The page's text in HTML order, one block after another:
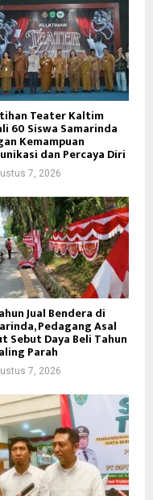
Teater Kaltim
60 Siswa Samarinda
Kemampuan
dan Percaya Diri
7, 2026
Jual Bendera di
Pedagang Asal
Sebut Daya Beli Tahun
Parah
7, 2026